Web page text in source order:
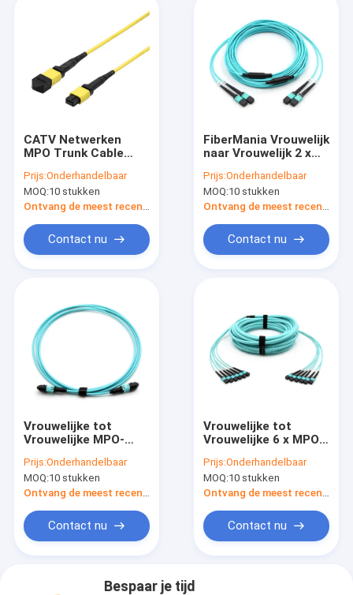
CATV Netwerken
MPO Trunk Cable
Vrouwelijk 12 vezels
Polariteit A OM3 Gele
jas
Prijs:Onderhandelbaar
MOQ:10 stukken
Contact nu
FiberMania Vrouwelijk
naar Vrouwelijk 2 x
vezels OM3 OFNR
Aqua Jack
Prijs:Onderhandelbaar
MOQ:10 stukken
Contact nu
Vrouwelijke tot
Vrouwelijke MPO-
12 vezels OM3 OFNR
Aqua Jacket
Prijs:Onderhandelbaar
MOQ:10 stukken
Ontvang de meest recente Prijs
Contact nu
Vrouwelijke tot
Vrouwelijke 6 x MPO-
72 vezels OM3 OFNR
Aqua Jack
Prijs:Onderhandelbaar
MOQ:10 stukken
Ontvang de meest recente Prijs
Contact nu
Bespaar je tijd